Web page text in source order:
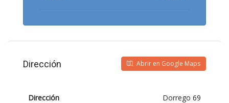
Dirección Abrir en Google Maps
Dirección Dorrego 69